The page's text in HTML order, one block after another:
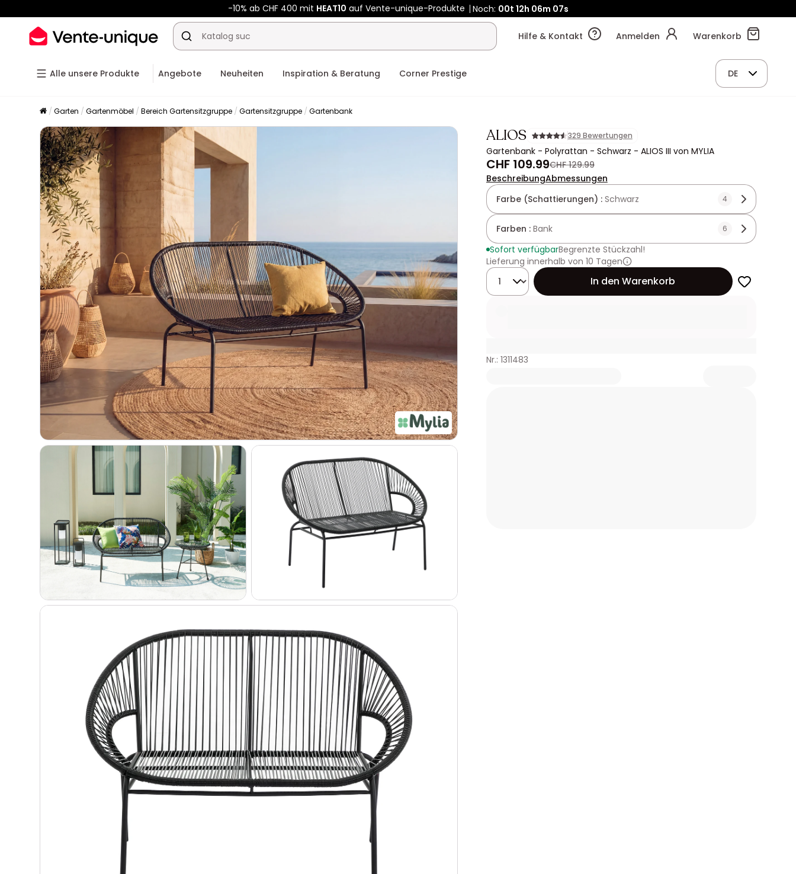
-10% ab CHF 400 mit HEAT10 auf Vente-unique-Produkte Noch: 00t 12h 06m 07s
Hilfe & Kontakt Anmelden Warenkorb
Alle unsere Produkte Angebote Neuheiten Inspiration & Beratung Corner Prestige DE
Garten Gartenmöbel Bereich Gartensitzgruppe Gartensitzgruppe Gartenbank
ALIOS 329 Bewertungen
Gartenbank - Polyrattan - Schwarz - ALIOS III von MYLIA
CHF 109.99CHF 129.99
BeschreibungAbmessungen
Farbe (Schattierungen) : Schwarz 4
Farben : Bank 6
Sofort verfügbarBegrenzte Stückzahl!
Lieferung innerhalb von 10 Tagen
Menge
In den Warenkorb
Nr.: 1311483